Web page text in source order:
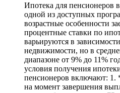
Ипотека для пенсионеров
одной из доступных
возрастные особенности
процентные ставки по
варьируются в
недвижимости, но в
диапазоне от 9% до 11%
условия получения
пенсионеров включают:
на момент завершения